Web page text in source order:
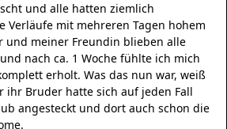
und alle hatten ziemlich
Verläufe mit mehreren Tagen hohem
und meiner Freundin blieben alle
nach ca. 1 Woche fühlte ich mich
erholt. Was das nun war, weiß
ihr Bruder hatte sich auf jeden Fall
angesteckt und dort auch schon die